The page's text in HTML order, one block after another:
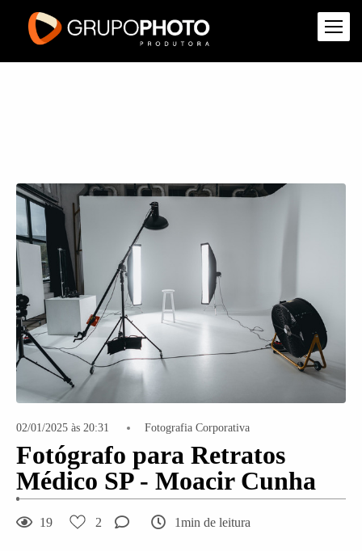
02/01/2025 às 20:31 Fotografia Corporativa
Fotógrafo para Retratos
Médico SP - Moacir Cunha
19 2 1min de leitura